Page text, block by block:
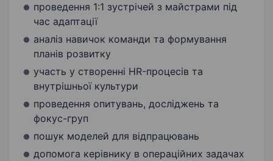
проведення 1:1 зустрічей з майстрами під
час адаптації
аналіз навичок команди та формування
планів розвитку
участь у створенні HR-процесів та
внутрішньої культури
проведення опитувань, досліджень та
фокус-груп
пошук моделей для відпрацювань
допомога керівнику в операційних задачах